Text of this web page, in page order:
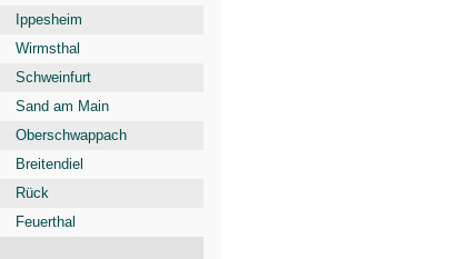
Ippesheim
Wirmsthal
Schweinfurt
Sand am Main
Oberschwappach
Breitendiel
Rück
Feuerthal